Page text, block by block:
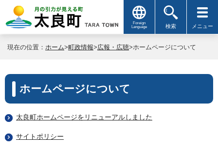
Foreign
Language
検索 メニュー
現在の位置： ホーム>町政情報>広報・広聴>ホームページについて
ホームページについて
太良町ホームページをリニューアルしました
サイトポリシー